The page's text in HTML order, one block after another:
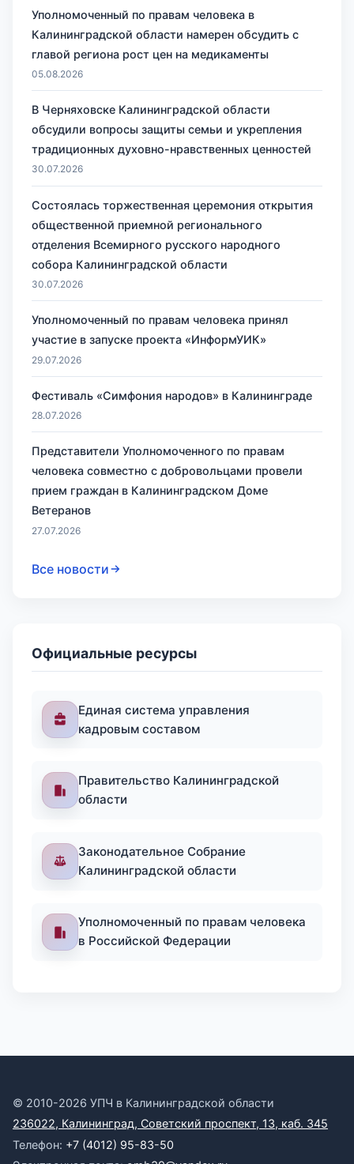
Уполномоченный по правам человека в
Калининградской области намерен обсудить с
главой региона рост цен на медикаменты
05.08.2026
В Черняховске Калининградской области
обсудили вопросы защиты семьи и укрепления
традиционных духовно-нравственных ценностей
30.07.2026
Состоялась торжественная церемония открытия
общественной приемной регионального
отделения Всемирного русского народного
собора Калининградской области
30.07.2026
Уполномоченный по правам человека принял
участие в запуске проекта «ИнформУИК»
29.07.2026
Фестиваль «Симфония народов» в Калининграде
28.07.2026
Представители Уполномоченного по правам
человека совместно с добровольцами провели
прием граждан в Калининградском Доме
Ветеранов
27.07.2026
Все новости
Официальные ресурсы
Единая система управления
кадровым составом
Правительство Калининградской
области
Законодательное Собрание
Калининградской области
Уполномоченный по правам человека
в Российской Федерации
© 2010-2026 УПЧ в Калининградской области
236022, Калининград, Советский проспект, 13, каб. 345
Телефон: +7 (4012) 95-83-50